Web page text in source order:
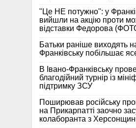
"Це НЕ потужно": у
вийшли на акцію проти
відставки Федорова
Батьки раніше виходять
Франківську побільшає
В Івано-Франківську
благодійний турнір із
підтримку ЗСУ
Поширював російську
на Прикарпатті заочно
колаборанта з